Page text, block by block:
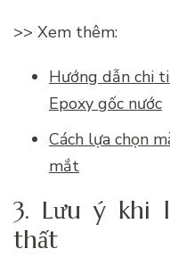
>> Xem thêm:
Hướng dẫn chi
Epoxy gốc nước
Cách lựa chọn
mắt
3. Lưu ý khi
thất